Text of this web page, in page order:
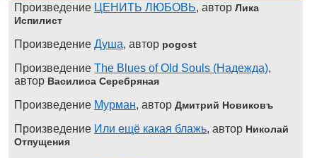
Произведение ЦЕНИТЬ ЛЮБОВЬ, автор Лика
Испилист
Произведение Душа, автор pogost
Произведение The Blues of Old Souls (Надежда),
автор Василиса Серебряная
Произведение Мурман, автор Дмитрий Новиковъ
Произведение Или ещё какая блажь, автор Николай
Отпущения